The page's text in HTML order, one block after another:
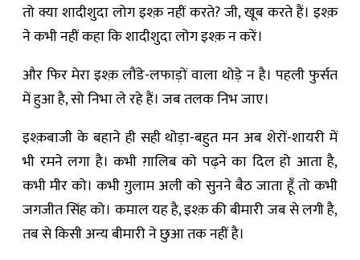
तो क्या शादीशुदा लोग इश्क़ नहीं करते? जी, खूब करते हैं। इश्क़
ने कभी नहीं कहा कि शादीशुदा लोग इश्क़ न करें।
और फिर मेरा इश्क़ लौंडे-लफाड़ों वाला थोड़े न है। पहली फुर्सत
में हुआ है, सो निभा ले रहे हैं। जब तलक निभ जाए।
इश्क़बाजी के बहाने ही सही थोड़ा-बहुत मन अब शेरों-शायरी में
भी रमने लगा है। कभी ग़ालिब को पढ़ने का दिल हो आता है,
कभी मीर को। कभी ग़ुलाम अली को सुनने बैठ जाता हूँ तो कभी
जगजीत सिंह को। कमाल यह है, इश्क़ की बीमारी जब से लगी है,
तब से किसी अन्य बीमारी ने छुआ तक नहीं है।